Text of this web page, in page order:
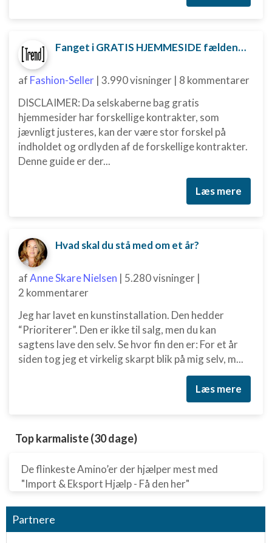
Fanget i GRATIS HJEMMESIDE fælden? Sådan kan du måske komme ud af aftalen
af Fashion-Seller | 3.990 visninger | 8 kommentarer
DISCLAIMER: Da selskaberne bag gratis
hjemmesider har forskellige kontrakter, som
jævnligt justeres, kan der være stor forskel på
indholdet og ordlyden af de forskellige kontrakter.
Denne guide er der...
Læs mere
Hvad skal du stå med om et år?
afAnne Skare Nielsen | 5.280 visninger |
2 kommentarer
Jeg har lavet en kunstinstallation. Den hedder
“Prioriterer”. Den er ikke til salg, men du kan
sagtens lave den selv. Se hvor fin den er: For et år
siden tog jeg et virkelig skarpt blik på mig selv, m...
Læs mere
Top karmaliste (30 dage)
De flinkeste Amino’er der hjælper mest med
"Import & Eksport Hjælp - Få den her"
Partnere